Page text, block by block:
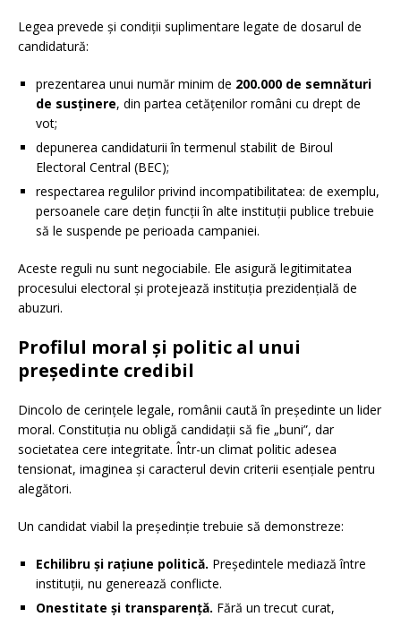
Legea prevede și condiții suplimentare legate de dosarul de
candidatură:
prezentarea unui număr minim de 200.000 de semnături
de susținere, din partea cetățenilor români cu drept de
vot;
depunerea candidaturii în termenul stabilit de Biroul
Electoral Central (BEC);
respectarea regulilor privind incompatibilitatea: de exemplu,
persoanele care dețin funcții în alte instituții publice trebuie
să le suspende pe perioada campaniei.
Aceste reguli nu sunt negociabile. Ele asigură legitimitatea
procesului electoral și protejează instituția prezidențială de
abuzuri.
Profilul moral și politic al unui
președinte credibil
Dincolo de cerințele legale, românii caută în președinte un lider
moral. Constituția nu obligă candidații să fie „buni”, dar
societatea cere integritate. Într-un climat politic adesea
tensionat, imaginea și caracterul devin criterii esențiale pentru
alegători.
Un candidat viabil la președinție trebuie să demonstreze:
Echilibru și rațiune politică. Președintele mediază între
instituții, nu generează conflicte.
Onestitate și transparență. Fără un trecut curat,